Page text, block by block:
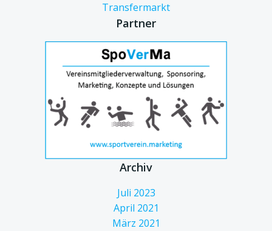
Transfermarkt
Partner
Archiv
Juli 2023
April 2021
März 2021